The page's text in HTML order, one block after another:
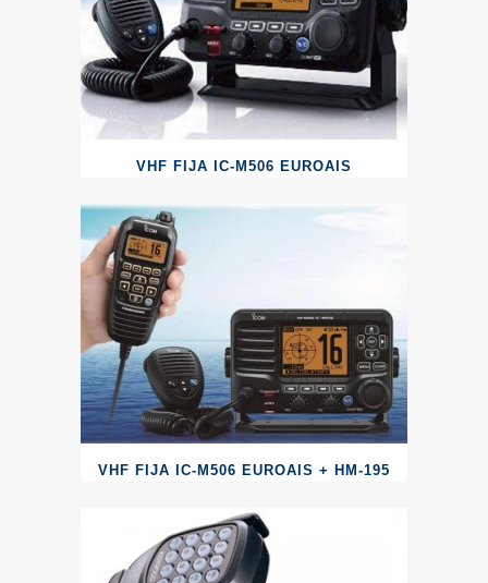
VHF FIJA IC-M506 EUROAIS
VHF FIJA IC-M506 EUROAIS + HM-195